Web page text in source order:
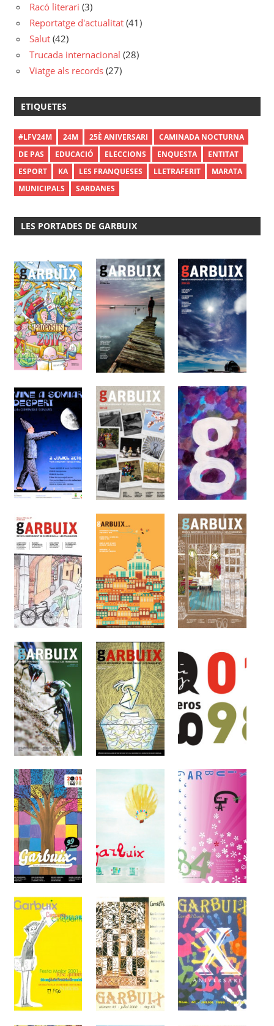
Racó literari (3)
Reportatge d'actualitat (41)
Salut (42)
Trucada internacional (28)
Viatge als records (27)
ETIQUETES
#LFV24M 24M 25È ANIVERSARI
CAMINADA NOCTURNA
DE PAS
EDUCACIÓ ELECCIONS ENQUESTA
ENTITAT
ESPORT
KA LES FRANQUESES LLETRAFERIT
MARATA
MUNICIPALS
SARDANES
LES PORTADES DE GARBUIX